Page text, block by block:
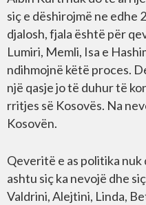
siç e dëshirojmë ne edhe
djalosh, fjala është për
Lumiri, Memli, Isa e
ndihmojnë këtë proces.
një qasje jo të duhur të
rritjes së Kosovës. Na
Kosovën.
Qeveritë e as politika
ashtu siç ka nevojë dhe
Valdrini, Alejtini, Linda,